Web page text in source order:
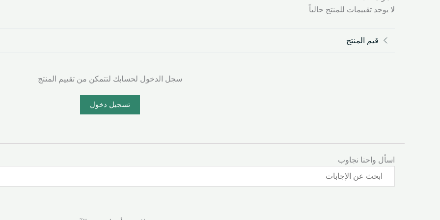
لا يوجد تقييمات للمنتج حالياً
قيم المنتج
سجل الدخول لحسابك لتتمكن من تقييم المنتج
تسجيل دخول
اسأل واحنا نجاوب